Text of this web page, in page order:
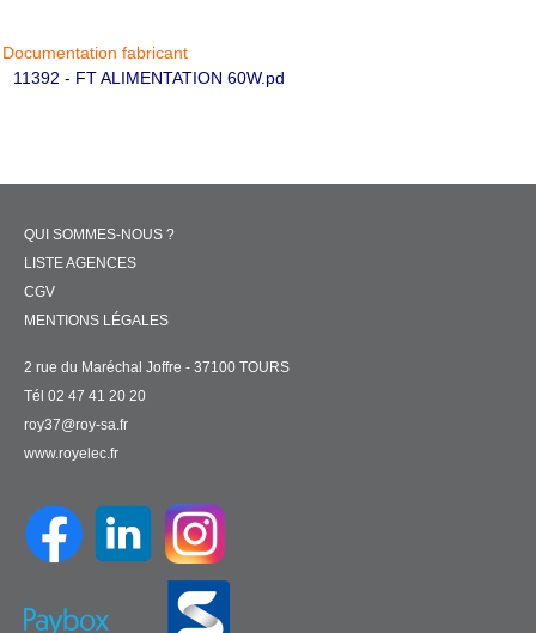
Documentation fabricant
11392 - FT ALIMENTATION 60W.pd
QUI SOMMES-NOUS ?
LISTE AGENCES
CGV
MENTIONS LÉGALES
2 rue du Maréchal Joffre - 37100 TOURS
Tél 02 47 41 20 20
roy37@roy-sa.fr
www.royelec.fr